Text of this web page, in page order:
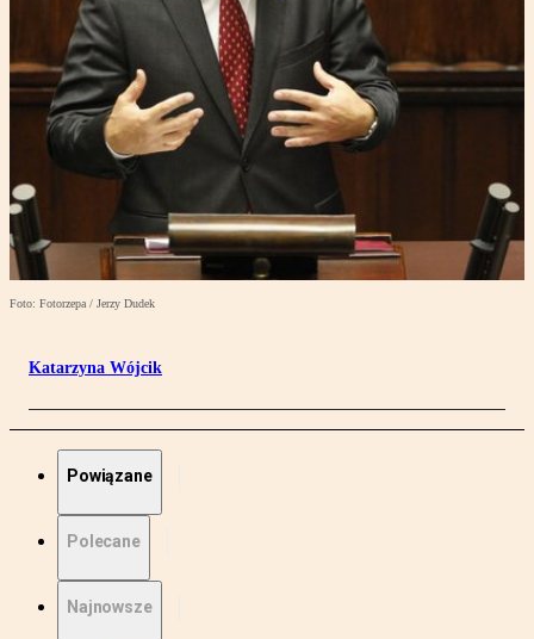
Foto: Fotorzepa / Jerzy Dudek
Katarzyna Wójcik
Powiązane
Polecane
Najnowsze